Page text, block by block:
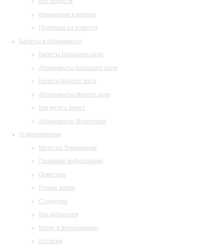
Изменения в афише
Подписка на новости
Билеты и абонементы
Билеты Большого зала
Абонементы Большого зала
Билеты Малого зала
Абонементы Малого зала
Как купить билет
Абонементы Музитория
О филармонии
Маэстро Темирканов
Правовая информация
Оркестры
Планы залов
Структура
Как добраться
Визит в филармонию
История